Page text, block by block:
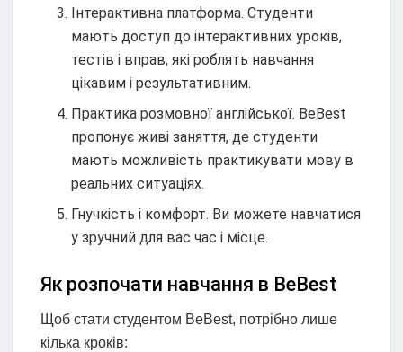
Інтерактивна платформа. Студенти
мають доступ до інтерактивних уроків,
тестів і вправ, які роблять навчання
цікавим і результативним.
Практика розмовної англійської. BeBest
пропонує живі заняття, де студенти
мають можливість практикувати мову в
реальних ситуаціях.
Гнучкість і комфорт. Ви можете навчатися
у зручний для вас час і місце.
Як розпочати навчання в BeBest
Щоб стати студентом BeBest, потрібно лише
кілька кроків: